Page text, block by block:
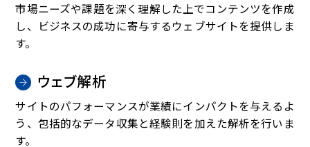
市場ニーズや課題を深く理解した上でコンテンツを作成
し、ビジネスの成功に寄与するウェブサイトを提供しま
す。
ウェブ解析
サイトのパフォーマンスが業績にインパクトを与えるよ
う、包括的なデータ収集と経験則を加えた解析を行いま
す。